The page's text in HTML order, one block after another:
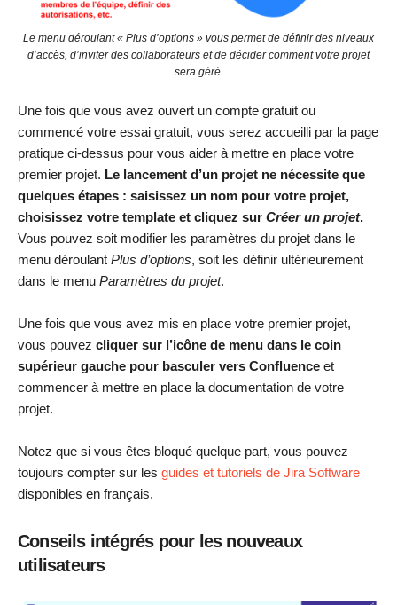
Le menu déroulant « Plus d’options » vous permet de définir des niveaux
d’accès, d’inviter des collaborateurs et de décider comment votre projet
sera géré.
Une fois que vous avez ouvert un compte gratuit ou
commencé votre essai gratuit, vous serez accueilli par la page
pratique ci-dessus pour vous aider à mettre en place votre
premier projet. Le lancement d’un projet ne nécessite que
quelques étapes : saisissez un nom pour votre projet,
choisissez votre template et cliquez sur Créer un projet.
Vous pouvez soit modifier les paramètres du projet dans le
menu déroulant Plus d’options, soit les définir ultérieurement
dans le menu Paramètres du projet.
Une fois que vous avez mis en place votre premier projet,
vous pouvez cliquer sur l’icône de menu dans le coin
supérieur gauche pour basculer vers Confluence et
commencer à mettre en place la documentation de votre
projet.
Notez que si vous êtes bloqué quelque part, vous pouvez
toujours compter sur les guides et tutoriels de Jira Software
disponibles en français.
Conseils intégrés pour les nouveaux
utilisateurs